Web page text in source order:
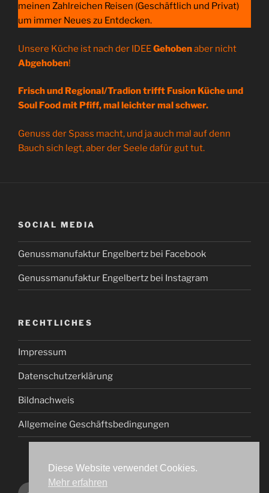
meinen Zahlreichen Reisen (Geschäftlich und Privat)
um immer Neues zu Entdecken.
Unsere Küche ist nach der IDEEGehobenaber nicht
Abgehoben!
Frisch und Regional/Tradion trifft Fusion Küche und
Soul Food mit Pfiff, mal leichter mal schwer.
Genuss der Spass macht, und ja auch mal auf denn
Bauch sich legt, aber der Seele dafür gut tut.
SOCIAL MEDIA
Genussmanufaktur Engelbertz bei Facebook
Genussmanufaktur Engelbertz bei Instagram
RECHTLICHES
Impressum
Datenschutzerklärung
Bildnachweis
Allgemeine Geschäftsbedingungen
Genussmanufaktur
Genussmanufaktur
Diese Website verwendet Cookies.
Mehr erfahren